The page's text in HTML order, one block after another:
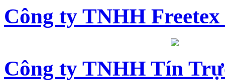
Công ty TNHH
Công ty TNHH Tín